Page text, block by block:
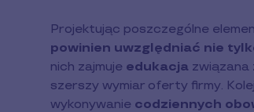
Projektując poszczególne
powinien uwzględniać nie
nich zajmuje edukacja związana
szerszy wymiar oferty firmy.
wykonywanie codziennych